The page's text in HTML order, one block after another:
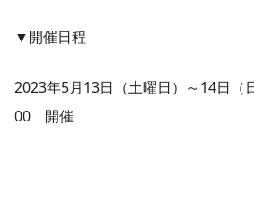
▼開催日程
2023年5月13日（土曜日）～14日（
00 開催